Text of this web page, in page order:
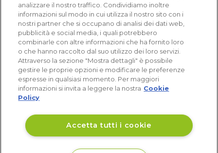
analizzare il nostro traffico. Condividiamo inoltre
informazioni sul modo in cui utilizza il nostro sito con i
nostri partner che si occupano di analisi dei dati web,
pubblicità e social media, i quali potrebbero
combinarle con altre informazioni che ha fornito loro
o che hanno raccolto dal suo utilizzo dei loro servizi.
Attraverso la sezione "Mostra dettagli" è possibile
gestire le proprie opzioni e modificare le preferenze
espresse in qualsiasi momento. Per maggiori
informazioni si invita a leggere la nostra Cookie
Policy
Accetta tutti i cookie